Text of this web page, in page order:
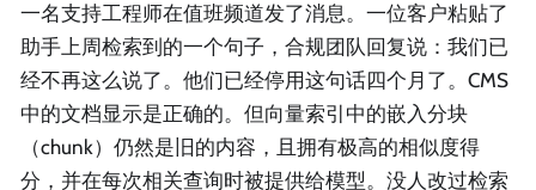
一名支持工程师在值班频道发了消息。一位客户粘贴了
助手上周检索到的一个句子，合规团队回复说：我们已
经不再这么说了。他们已经停用这句话四个月了。CMS
中的文档显示是正确的。但向量索引中的嵌入分块
（chunk）仍然是旧的内容，且拥有极高的相似度得
分，并在每次相关查询时被提供给模型。没人改过检索